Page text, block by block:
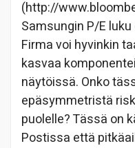
(http://
Samsungin P/E
Firma voi hyvinkin
kasvaa
näytöissä. Onko
epäsymmetristä
puolelle? Tässä on
Postissa että